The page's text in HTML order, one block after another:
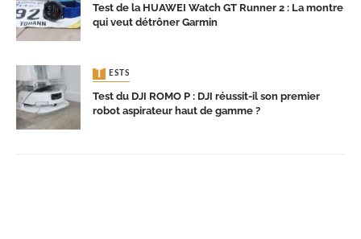
Test de la HUAWEI Watch GT Runner 2 : La montre
qui veut détrôner Garmin
TESTS
Test du DJI ROMO P : DJI réussit-il son premier
robot aspirateur haut de gamme ?